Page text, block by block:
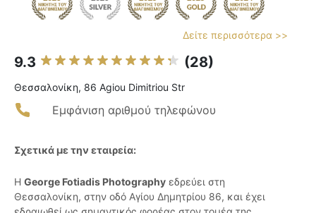
Δείτε περισσότερα >>
9.3 (28)
Θεσσαλονίκη, 86 Agiou Dimitriou Str
Εμφάνιση αριθμού τηλεφώνου
Σχετικά με την εταιρεία:
Η George Fotiadis Photography εδρεύει στη
Θεσσαλονίκη, στην οδό Αγίου Δημητρίου 86, και έχει